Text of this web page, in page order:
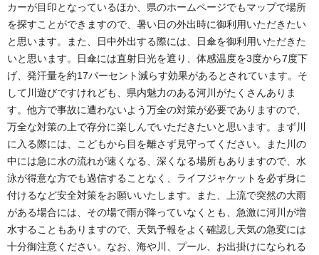
カーが目印となっているほか、県のホームページでもマップで場所
を探すことができますので、暑い日の外出時に御利用いただきたい
と思います。また、日中外出する際には、日傘を御利用いただきた
いと思います。日傘には直射日光を遮り、体感温度を3度から7度下
げ、発汗量を約17パーセント減らす効果があるとされています。そ
して川遊びですけれども、県内魅力のある河川がたくさんありま
す。他方で事故に遭わないよう万全の対策が必要でありますので、
万全な対策の上で存分に楽しんでいただきたいと思います。まず川
に入る際には、こどもから目を離さず見守ってください。また川の
中には急に水の流れが速くなる、深くなる場所もありますので、水
泳が得意な方でも過信することなく、ライフジャケットを必ず身に
付けるなど安全対策をお願いいたします。また、上流で突然の大雨
がある場合には、その場で雨が降っていなくとも、急激に河川が増
水することもありますので、天気予報をよく確認し天気の急変には
十分御注意ください。なお、海や川、プール、お出掛けになられる